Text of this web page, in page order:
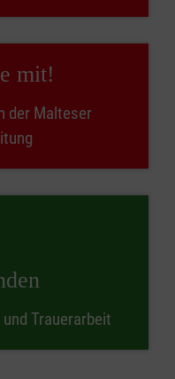
mit!
der Malteser
Trauerarbeit